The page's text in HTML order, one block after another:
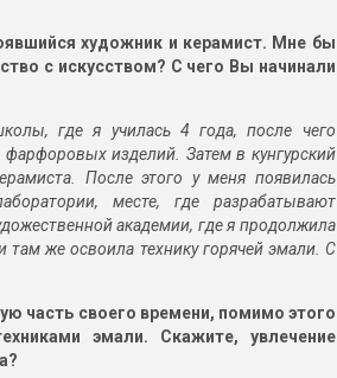
художник и керамист. Мне бы
с искусством? С чего Вы начинали
где я училась 4 года, после чего
изделий. Затем в кунгурский
После этого у меня появилась
месте, где разрабатывают
академии, где я продолжила
там же освоила технику горячей эмали. С
часть своего времени, помимо этого
эмали. Скажите, увлечение